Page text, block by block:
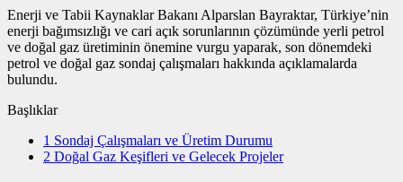
Enerji ve Tabii Kaynaklar Bakanı Alparslan Bayraktar, Türkiye’nin
enerji bağımsızlığı ve cari açık sorunlarının çözümünde yerli petrol
ve doğal gaz üretiminin önemine vurgu yaparak, son dönemdeki
petrol ve doğal gaz sondaj çalışmaları hakkında açıklamalarda
bulundu.
Başlıklar
1 Sondaj Çalışmaları ve Üretim Durumu
2 Doğal Gaz Keşifleri ve Gelecek Projeler